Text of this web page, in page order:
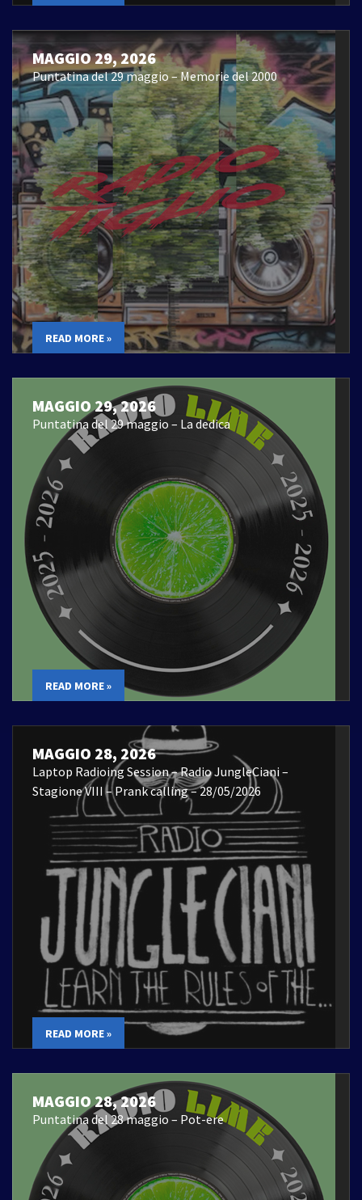
MAGGIO 29, 2026
Puntatina del 29 maggio – Memorie del 2000
READ MORE »
MAGGIO 29, 2026
Puntatina del 29 maggio – La dedica
READ MORE »
MAGGIO 28, 2026
Laptop Radioing Session – Radio JungleCiani –
Stagione VIII – Prank calling – 28/05/2026
READ MORE »
MAGGIO 28, 2026
Puntatina del 28 maggio – Pot-ere